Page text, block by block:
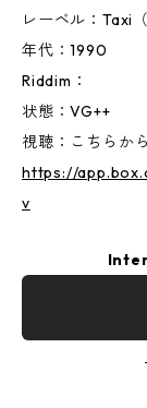
レーベル：Taxi
年代：1990
Riddim：
状態：VG++
視聴：こちらか
https://
v